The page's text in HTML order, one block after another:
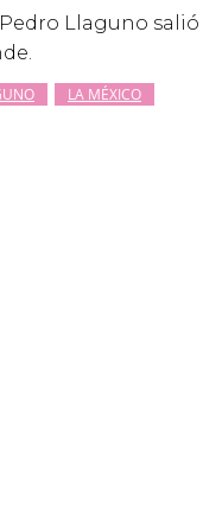
Pedro Llaguno
LA MÉXICO